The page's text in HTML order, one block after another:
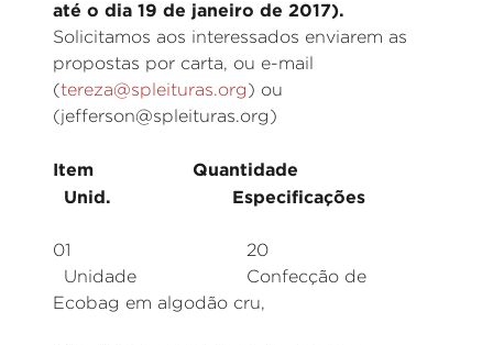
até o dia 19 de janeiro de 2017).
Solicitamos aos interessados enviarem as
propostas por carta, ou e-mail
(tereza@spleituras.org) ou
(jefferson@spleituras.org)
Item
Quantidade
Unid.
Especificações
01
20
Unidade
Confecção de
Ecobag em algodão cru,